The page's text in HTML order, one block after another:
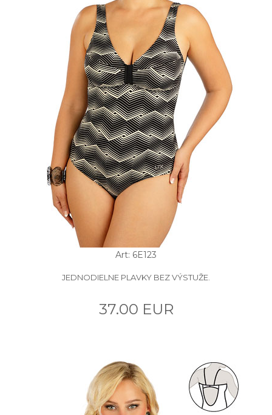
Art: 6E123
JEDNODIELNE PLAVKY BEZ VÝSTUŽE.
37.00 EUR